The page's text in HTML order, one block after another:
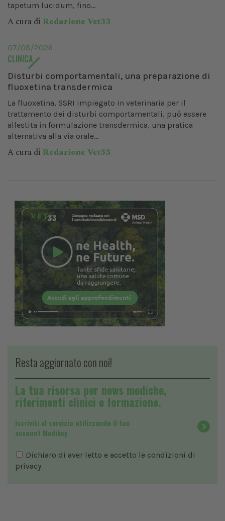
tapetum lucidum, fino...
A cura di Redazione Vet33
07/08/2026
CLINICA
Disturbi comportamentali, una preparazione di
fluoxetina transdermica
La fluoxetina, SSRI impiegato in veterinaria per il
trattamento dei disturbi comportamentali, può essere
allestita in formulazione transdermica, una pratica
alternativa alla via orale...
A cura di Redazione Vet33
Resta aggiornato con noi!
La tua risorsa per news mediche,
riferimenti clinici e formazione.
Iscriviti al servizio utilizzando il tuo
account Medikey
Dichiaro di aver letto e accetto le condizioni di
privacy